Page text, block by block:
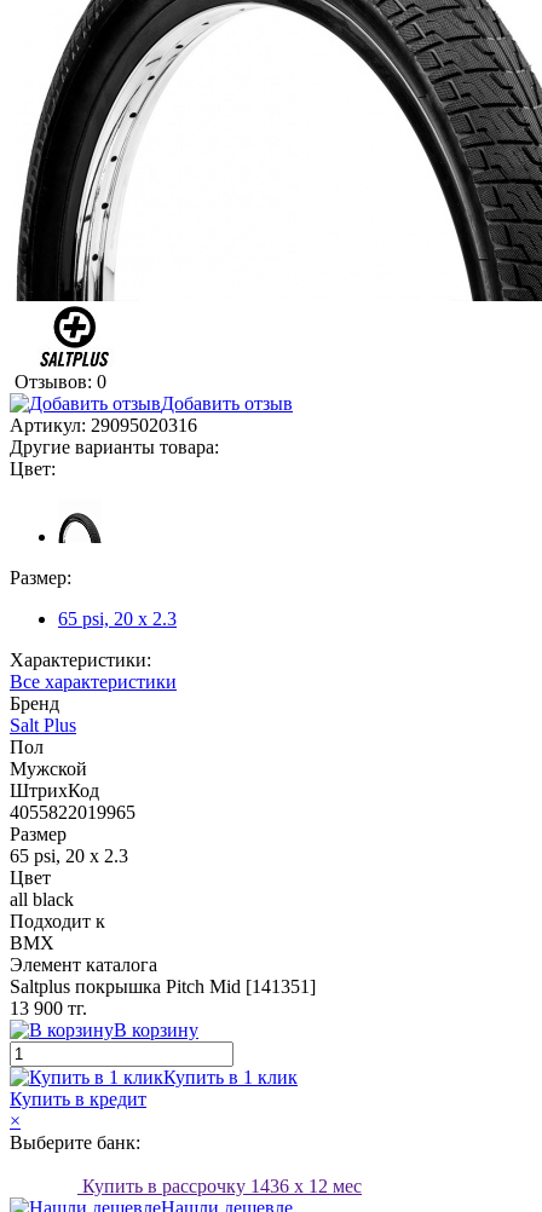
Отзывов: 0
Добавить отзыв
Артикул: 29095020316
Другие варианты товара:
Цвет:
Размер:
65 psi, 20 x 2.3
Характеристики:
Все характеристики
Бренд
Salt Plus
Пол
Мужской
ШтрихКод
4055822019965
Размер
65 psi, 20 x 2.3
Цвет
all black
Подходит к
BMX
Элемент каталога
Saltplus покрышка Pitch Mid [141351]
13 900 тг.
В корзину
Купить в 1 клик
Купить в кредит
×
Выберите банк:
Купить в рассрочку 1436 x 12 мес
Нашли дешевле